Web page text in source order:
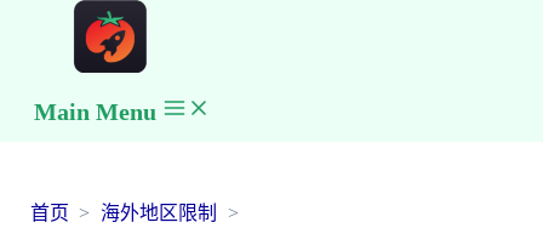
Main Menu
首页
海外地区限制